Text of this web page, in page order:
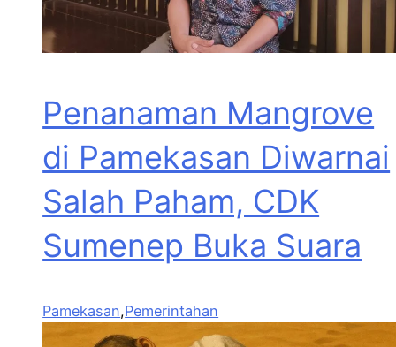
Penanaman Mangrove
di Pamekasan Diwarnai
Salah Paham, CDK
Sumenep Buka Suara
Pamekasan,Pemerintahan